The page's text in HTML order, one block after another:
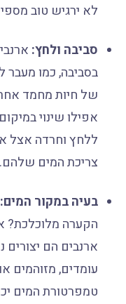
לא ירגיש טוב
סביבה ולחץ:
בסביבה, כמו מעבר
של חיות מחמד
אפילו שינוי
ללחץ וחרדה אצל
צריכת המים שלהם.
בעיה במקור המים:
הקערה מלוכלכת?
ארנבים הם יצורים
עומדים, מזוהמים
טמפרטורת המים